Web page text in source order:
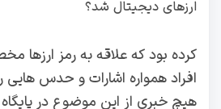
هیچ خبری از این موضوع در